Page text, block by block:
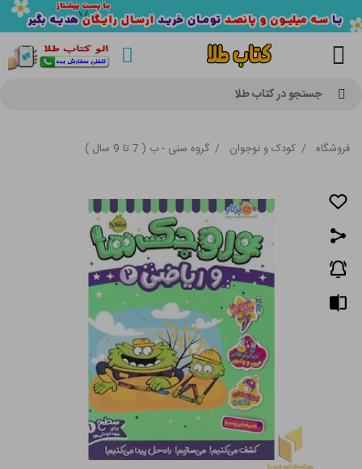
جستجو در کتاب طلا
فروشگاه / کودک و نوجوان / گروه سنی - ب ( 7 تا 9 سال )